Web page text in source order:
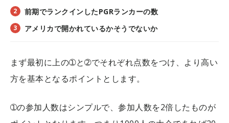
前期でランクインしたPGRランカーの数
アメリカで開かれているかそうでないか
まず最初に上の➀と➁でそれぞれ点数をつけ、より高い
方を基本となるポイントとします。
➀の参加人数はシンプルで、参加人数を2倍したものが